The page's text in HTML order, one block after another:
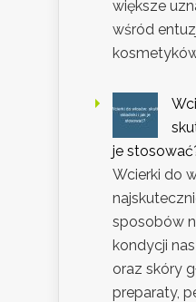
większe
wśród
je
Wcierki do
sposobów
kondycji
oraz skóry
preparaty,